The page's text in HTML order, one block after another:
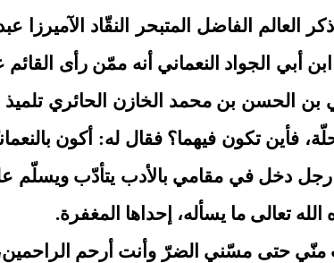
ذكر العالم الفاضل المتبحر النقّاد
الجواد النعماني أنه ممّن رأى القائم
بن محمد الخازن الحائري تلميذ
فأين تكون فيهما؟ فقال له: أكون
رجل دخل في مقامي بالأدب يتأدّب
تعالى ما يسأله، إحداها المغفرة.
منّي حتى مسّني الضرّ وأنت أرحم